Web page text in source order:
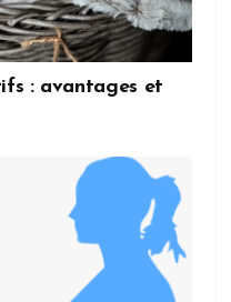
: avantages et